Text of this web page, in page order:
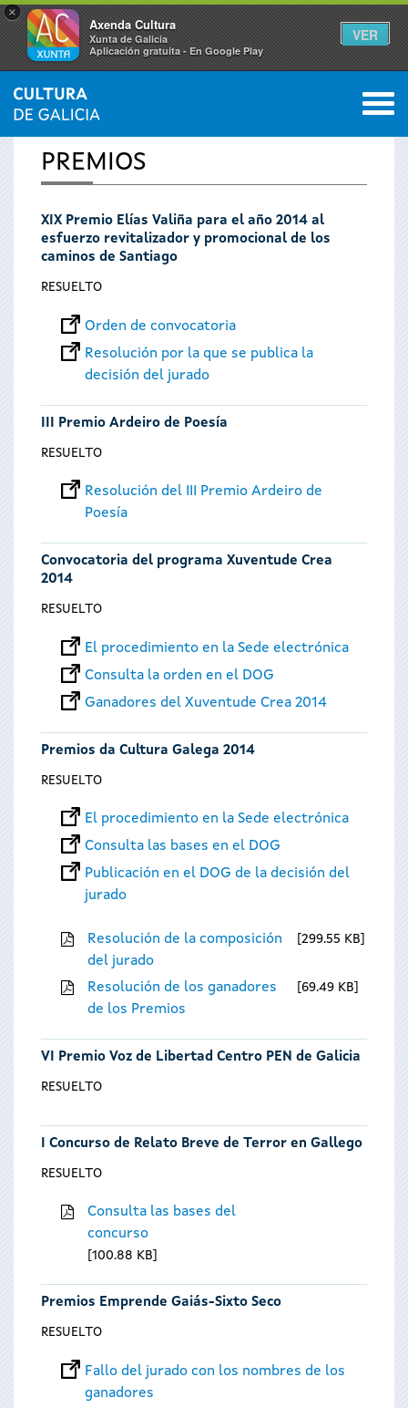
×
Axenda Cultura
Xunta de Galicia
Aplicación gratuíta - En Google Play
VER
Se
encuentra
usted
INICIO 0
PREMIOS
XIX Premio Elías Valiña para el año 2014 al
esfuerzo revitalizador y promocional de los
caminos de Santiago
RESUELTO
Orden de convocatoria
Resolución por la que se publica la
decisión del jurado
III Premio Ardeiro de Poesía
RESUELTO
Resolución del III Premio Ardeiro de
Poesía
Convocatoria del programa Xuventude Crea
2014
RESUELTO
El procedimiento en la Sede electrónica
Consulta la orden en el DOG
Ganadores del Xuventude Crea 2014
Premios da Cultura Galega 2014
RESUELTO
El procedimiento en la Sede electrónica
Consulta las bases en el DOG
Publicación en el DOG de la decisión del
jurado
Resolución de la composición
del jurado
299.55 KB
Resolución de los ganadores
de los Premios
69.49 KB
VI Premio Voz de Libertad Centro PEN de Galicia
RESUELTO
I Concurso de Relato Breve de Terror en Gallego
RESUELTO
Consulta las bases del
concurso
100.88 KB
Premios Emprende Gaiás-Sixto Seco
RESUELTO
Fallo del jurado con los nombres de los
ganadores